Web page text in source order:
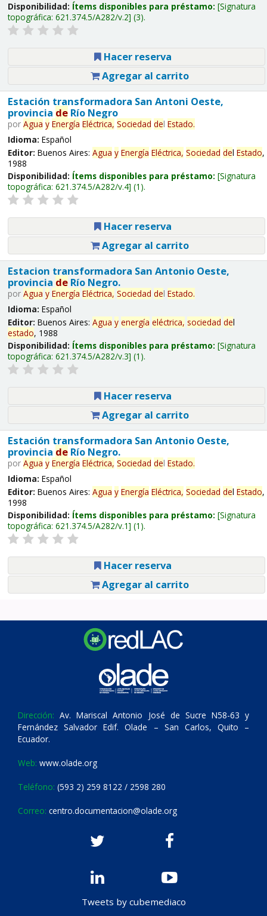
Disponibilidad: Ítems disponibles para préstamo: Signatura
topográfica: 621.374.5/A282/v.2 (3).
Hacer reserva
Agregar al carrito
Estación transformadora San Antoni Oeste,
provincia deRío Negro
por Agua y Energía Eléctrica, Sociedad del Estado.
Idioma: Español
Editor: Buenos Aires: Agua y Energía Eléctrica, Sociedad del Estado,
1988
Disponibilidad: Ítems disponibles para préstamo: Signatura
topográfica: 621.374.5/A282/v.4 (1).
Hacer reserva
Agregar al carrito
Estacion transformadora San Antonio Oeste,
provincia deRío Negro.
por Agua y Energía Eléctrica, Sociedad del Estado.
Idioma: Español
Editor: Buenos Aires: Agua y energía eléctrica, sociedad del
estado, 1988
Disponibilidad: Ítems disponibles para préstamo: Signatura
topográfica: 621.374.5/A282/v.3 (1).
Hacer reserva
Agregar al carrito
Estación transformadora San Antonio Oeste,
provincia deRío Negro.
por Agua y Energía Eléctrica, Sociedad del Estado.
Idioma: Español
Editor: Buenos Aires: Agua y Energía Eléctrica, Sociedad del Estado,
1998
Disponibilidad: Ítems disponibles para préstamo: Signatura
topográfica: 621.374.5/A282/v.1 (1).
Hacer reserva
Agregar al carrito
Dirección: Av. Mariscal Antonio José de Sucre N58-63 y
Fernández Salvador Edif. Olade – San Carlos, Quito –
Ecuador.
Web: www.olade.org
Teléfono: (593 2) 259 8122 / 2598 280
Correo: centro.documentacion@olade.org
Tweets by cubemediaco